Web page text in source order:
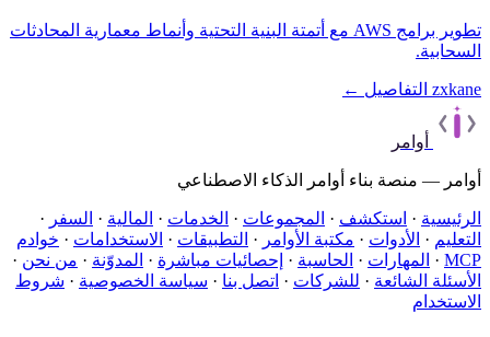
تطوير برامج AWS مع أتمتة البنية التحتية وأنماط معمارية المحادثات
السحابية.
zxkane التفاصيل ←
أوامر
أوامر — منصة بناء أوامر الذكاء الاصطناعي
الرئيسية · استكشف · المجموعات · الخدمات · المالية · السفر ·
التعليم · الأدوات · مكتبة الأوامر · التطبيقات · الاستخدامات · خوادم
MCP
· المهارات · الحاسبة · إحصائيات مباشرة · المدوّنة · من نحن ·
الأسئلة الشائعة · للشركات · اتصل بنا · سياسة الخصوصية · شروط
الاستخدام